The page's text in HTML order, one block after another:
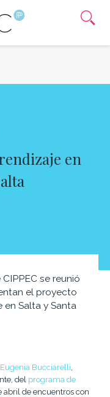
en
se reunió
el proyecto
Salta y Santa
Bucciarelli
del programa de
abril de encuentros con